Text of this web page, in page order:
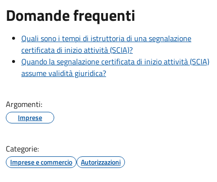
Domande frequenti
Quali sono i tempi di istruttoria di una segnalazione
certificata di inizio attività (SCIA)?
Quando la segnalazione certificata di inizio attività (SCIA)
assume validità giuridica?
Argomenti:
Imprese
Categorie:
Imprese e commercio Autorizzazioni